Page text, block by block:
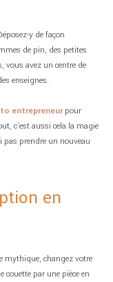
y de façon
de pin, des petites
vous avez un centre de
enseignes.
entrepreneurpour
c’est aussi cela la magie
pas prendre un nouveau
en
mythique, changez votre
couette par une pièce en